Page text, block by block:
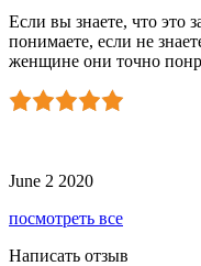
Если вы знаете, что это
понимаете, если не
женщине они точно
June 2 2020
посмотреть все
Написать отзыв